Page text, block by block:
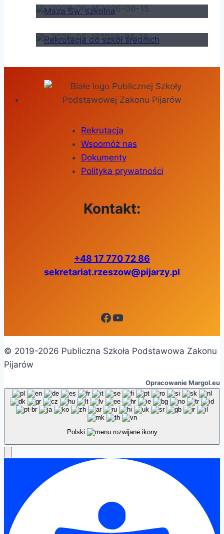
2026-06-152026-06-15
Rekrutacja do szkół średnich
2026-05-182026-05-18
Rekrutacja
Wspomóż nas
Dokumenty
Polityka prywatności
Kontakt:
+48 17 770 72 86
sekretariat.rzeszow@pijarzy.pl
Facebook
YouTube
© 2019-2026 Publiczna Szkoła Podstawowa Zakonu
Pijarów
Opracowanie Margol.eu
Polski